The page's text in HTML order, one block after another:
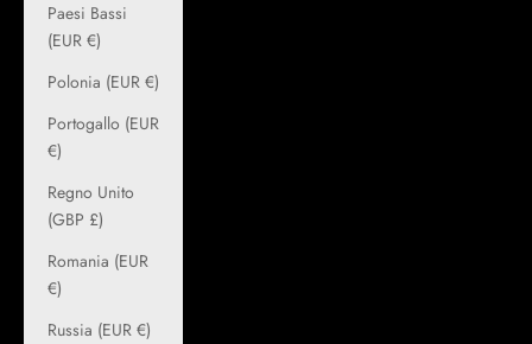
Paesi Bassi
(EUR €)
Polonia (EUR €)
Portogallo (EUR
€)
Regno Unito
(GBP £)
Romania (EUR
€)
Russia (EUR €)